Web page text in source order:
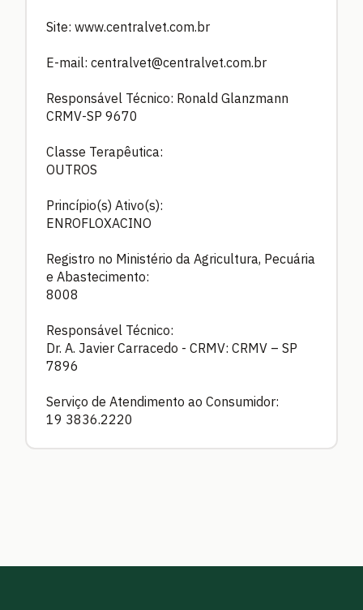
Site: www.centralvet.com.br
E-mail: centralvet@centralvet.com.br
Responsável Técnico: Ronald Glanzmann
CRMV-SP 9670
Classe Terapêutica:
OUTROS
Princípio(s) Ativo(s):
ENROFLOXACINO
Registro no Ministério da Agricultura, Pecuária
e Abastecimento:
8008
Responsável Técnico:
Dr. A. Javier Carracedo - CRMV: CRMV – SP
7896
Serviço de Atendimento ao Consumidor:
19 3836.2220